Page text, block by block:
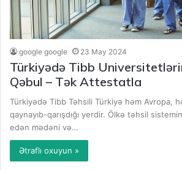
google google 23 May 2024
Türkiyədə Tibb
Qəbul – Tək Attestatla
Türkiyədə Tibb Təhsili Türkiyə həm Avropa,
qaynayıb-qarışdığı yerdir. Ölkə təhsil
edən mədəni və…
Ətraflı oxuyun »